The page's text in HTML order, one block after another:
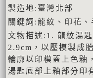
製造地:臺灣北部
關鍵詞:龍紋、印花
文物描述:1. 龍紋湯
2.9cm，以壓模製成
輪廓以印模蓋上色釉
湯匙底部上釉部分